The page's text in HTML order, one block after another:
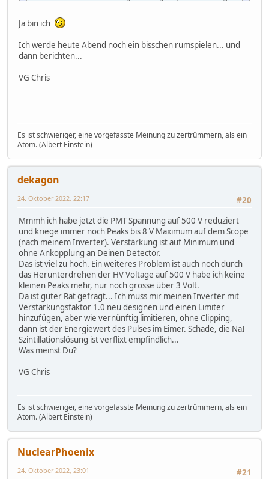
Alles klar, jetzt verstehe ich das. Bist du dieselbe
Person, die auch auf Hackaday geschrieben hat? Das
wäre ja sonst ein lustiger Zufall.
Ja bin ich
Ich werde heute Abend noch ein bisschen rumspielen... und
dann berichten...
VG Chris
Es ist schwieriger, eine vorgefasste Meinung zu zertrümmern, als ein
Atom. (Albert Einstein)
dekagon
#20
24. Oktober 2022, 22:17
Mmmh ich habe jetzt die PMT Spannung auf 500 V reduziert
und kriege immer noch Peaks bis 8 V Maximum auf dem Scope
(nach meinem Inverter). Verstärkung ist auf Minimum und
ohne Ankopplung an Deinen Detector.
Das ist viel zu hoch. Ein weiteres Problem ist auch noch durch
das Herunterdrehen der HV Voltage auf 500 V habe ich keine
kleinen Peaks mehr, nur noch grosse über 3 Volt.
Da ist guter Rat gefragt... Ich muss mir meinen Inverter mit
Verstärkungsfaktor 1.0 neu designen und einen Limiter
hinzufügen, aber wie vernünftig limitieren, ohne Clipping,
dann ist der Energiewert des Pulses im Eimer. Schade, die NaI
Szintillationslösung ist verflixt empfindlich...
Was meinst Du?
VG Chris
Es ist schwieriger, eine vorgefasste Meinung zu zertrümmern, als ein
Atom. (Albert Einstein)
NuclearPhoenix
#21
24. Oktober 2022, 23:01